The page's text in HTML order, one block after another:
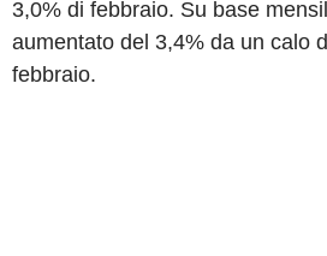
3,0% di febbraio. Su base
aumentato del 3,4% da un calo
febbraio.